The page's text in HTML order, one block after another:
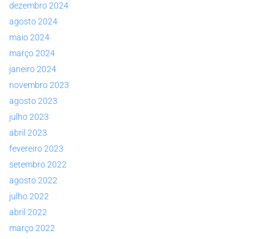
dezembro 2024
agosto 2024
maio 2024
março 2024
janeiro 2024
novembro 2023
agosto 2023
julho 2023
abril 2023
fevereiro 2023
setembro 2022
agosto 2022
julho 2022
abril 2022
março 2022